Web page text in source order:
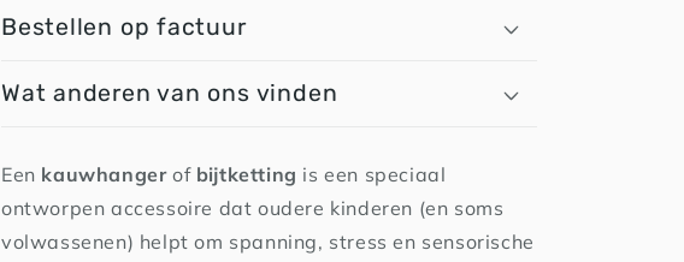
Bestellen op factuur
Wat anderen van ons vinden
Een kauwhangerof bijtketting is een speciaal
ontworpen accessoire dat oudere kinderen (en soms
volwassenen) helpt om spanning, stress en sensorische